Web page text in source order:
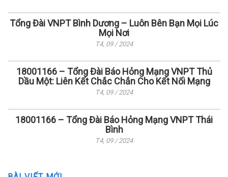
Tổng Đài VNPT Bình Dương – Luôn Bên Bạn Mọi Lúc
Mọi Nơi
T4, 09 / 2024
18001166 – Tổng Đài Báo Hỏng Mạng VNPT Thủ
Dầu Một: Liên Kết Chắc Chắn Cho Kết Nối Mạng
T4, 09 / 2024
18001166 – Tổng Đài Báo Hỏng Mạng VNPT Thái
Bình
T4, 09 / 2024